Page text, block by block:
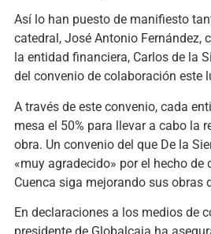
Así lo han puesto de manifiesto
catedral, José Antonio Fernández,
la entidad financiera, Carlos de la
del convenio de colaboración este
A través de este convenio, cada
mesa el 50% para llevar a cabo la
obra. Un convenio del que De la
«muy agradecido» por el hecho de
Cuenca siga mejorando sus obras
En declaraciones a los medios de